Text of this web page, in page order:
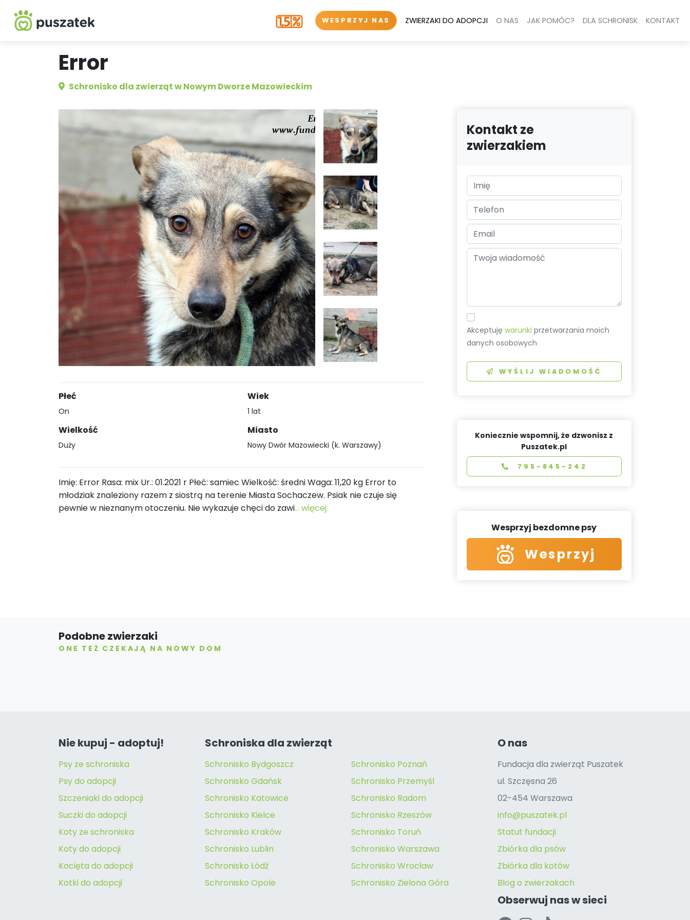
WESPRZYJ NAS ZWIERZAKI DO ADOPCJI O NAS JAK POMÓC? DLA SCHRONISK KONTAKT
Error
Schronisko dla zwierząt w Nowym Dworze Mazowieckim
Płeć
On
Wielkość
Duży
Wiek
1 lat
Miasto
Nowy Dwór Mazowiecki (k. Warszawy)
Imię: Error Rasa: mix Ur.: 01.2021 r Płeć: samiec Wielkość: średni Waga: 11,20 kg Error to
młodziak znaleziony razem z siostrą na terenie Miasta Sochaczew. Psiak nie czuje się
pewnie w nieznanym otoczeniu. Nie wykazuje chęci do zawi... więcej
Kontakt ze
zwierzakiem
Akceptujęwarunki przetwarzania moich
danych osobowych
WYŚLIJ WIADOMOŚĆ
Koniecznie wspomnij, że dzwonisz z
Puszatek.pl
795-845-242
Wesprzyj bezdomne psy
Wesprzyj
Podobne zwierzaki
ONE TEŻ CZEKAJĄ NA NOWY DOM
Nie kupuj - adoptuj!
Psy ze schroniska
Psy do adopcji
Szczeniaki do adopcji
Suczki do adopcji
Koty ze schroniska
Koty do adopcji
Kocięta do adopcji
Kotki do adopcji
Schroniska dla zwierząt
Schronisko Bydgoszcz
Schronisko Gdańsk
Schronisko Katowice
Schronisko Kielce
Schronisko Kraków
Schronisko Lublin
Schronisko Łódź
Schronisko Opole
Schronisko Poznań
Schronisko Przemyśl
Schronisko Radom
Schronisko Rzeszów
Schronisko Toruń
Schronisko Warszawa
Schronisko Wrocław
Schronisko Zielona Góra
O nas
Fundacja dla zwierząt Puszatek
ul. Szczęsna 26
02-454 Warszawa
info@puszatek.pl
Statut fundacji
Zbiórka dla psów
Zbiórka dla kotów
Blog o zwierzakach
Obserwuj nas w sieci